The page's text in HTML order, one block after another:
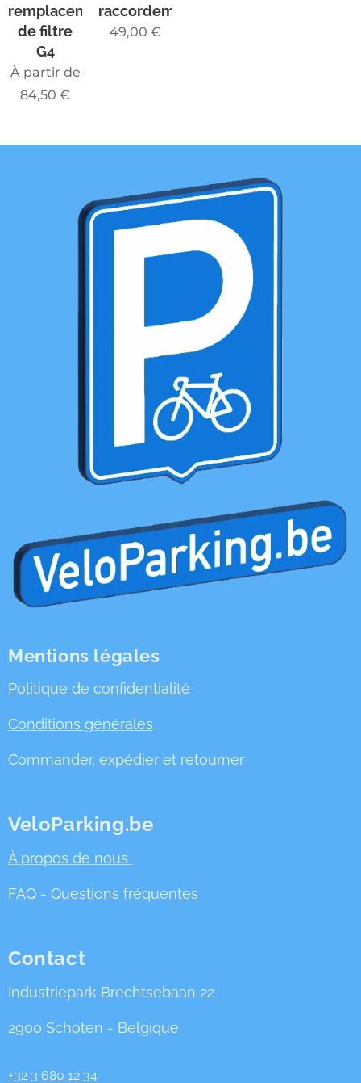
remplacement
de filtre
G4
À partir de
84,50 €
raccordement
49,00 €
Mentions légales
Politique de confidentialité
Conditions générales
Commander, expédier et retourner
VeloParking.be
À propos de nous
FAQ - Questions fréquentes
Contact
Industriepark Brechtsebaan 22
2900 Schoten - Belgique
+32 3 680 12 34